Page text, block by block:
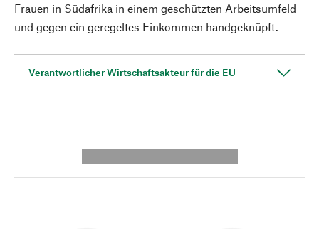
Frauen in Südafrika in einem geschützten Arbeitsumfeld
und gegen ein geregeltes Einkommen handgeknüpft.
Verantwortlicher Wirtschaftsakteur für die EU